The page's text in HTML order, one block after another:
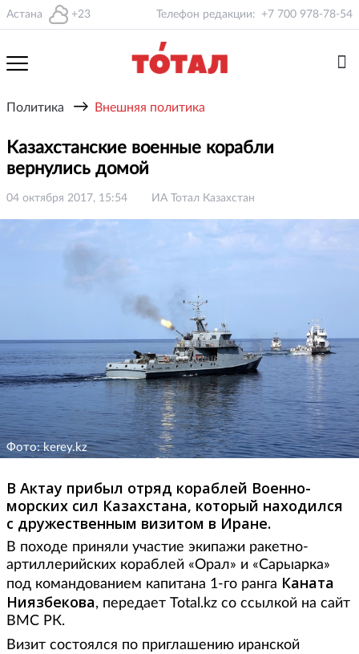
Астана +23 Телефон редакции: +7 700 978-78-54
Политика → Внешняя политика
Казахстанские военные корабли
вернулись домой
04 октября 2017, 15:54 ИА Тотал Казахстан
Фото: kerey.kz
В Актау прибыл отряд кораблей Военно-
морских сил Казахстана, который находился
с дружественным визитом в Иране.
В походе приняли участие экипажи ракетно-
артиллерийских кораблей «Орал» и «Сарыарка»
под командованием капитана 1-го ранга Каната
Ниязбекова, передает Total.kz со ссылкой на сайт
ВМС РК.
Визит состоялся по приглашению иранской